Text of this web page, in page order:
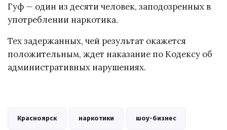
Гуф — один из десяти человек, заподозренных в
употреблении наркотика.
Тех задержанных, чей результат окажется
положительным, ждет наказание по Кодексу об
административных нарушениях.
Красноярск наркотики шоу-бизнес